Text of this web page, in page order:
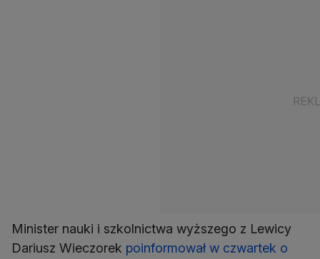
Minister nauki i szkolnictwa wyższego z Lewicy
Dariusz Wieczorek poinformował w czwartek o